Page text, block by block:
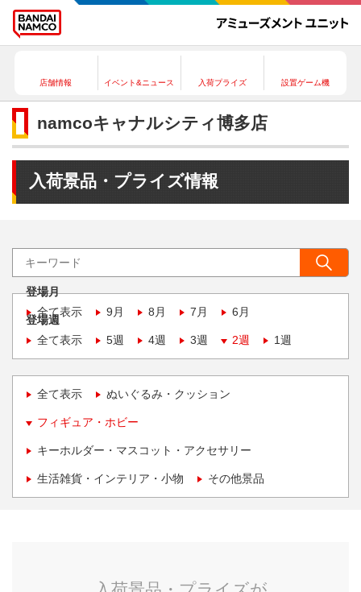
店舗情報 イベント&ニュース 入荷プライズ 設置ゲーム機
namcoキャナルシティ博多店
入荷景品・プライズ情報
登場月
全て表示
9月 8月 7月 6月
登場週
全て表示
5週 4週 3週 2週 1週
全て表示 ぬいぐるみ・クッション
フィギュア・ホビー
キーホルダー・マスコット・アクセサリー
生活雑貨・インテリア・小物 その他景品